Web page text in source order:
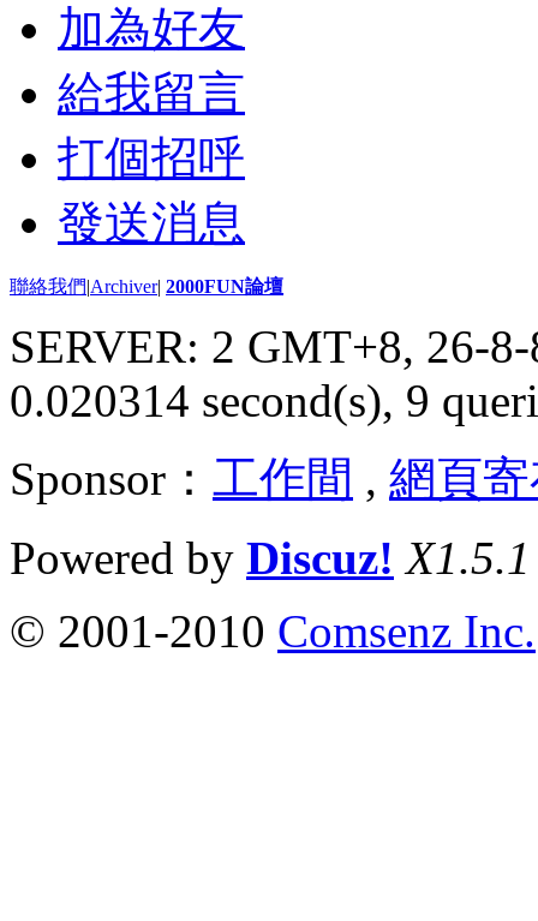
加為好友
給我留言
打個招呼
發送消息
聯絡我們|Archiver| 2000FUN論壇
SERVER: 2 GMT+8, 26-
0.020314 second(s), 9
Sponsor： 工作間 , 網頁
Powered by Discuz! X1.5.1
© 2001-2010 Comsenz Inc.